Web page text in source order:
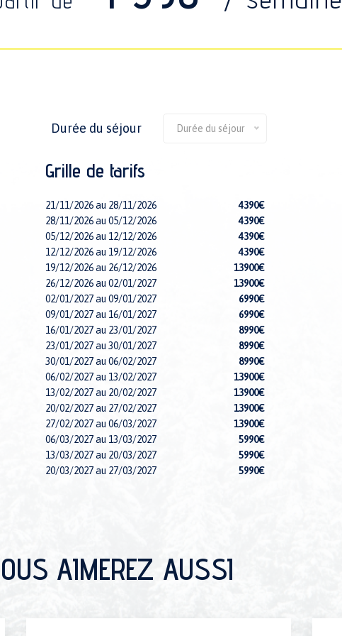
Durée du séjour Durée du séjour
Grille de tarifs
21/11/2026 au 28/11/2026
4390€
28/11/2026 au 05/12/2026
4390€
05/12/2026 au 12/12/2026
4390€
12/12/2026 au 19/12/2026
4390€
19/12/2026 au 26/12/2026
13900€
26/12/2026 au 02/01/2027
13900€
02/01/2027 au 09/01/2027
6990€
09/01/2027 au 16/01/2027
6990€
16/01/2027 au 23/01/2027
8990€
23/01/2027 au 30/01/2027
8990€
30/01/2027 au 06/02/2027
8990€
06/02/2027 au 13/02/2027
13900€
13/02/2027 au 20/02/2027
13900€
20/02/2027 au 27/02/2027
13900€
27/02/2027 au 06/03/2027
13900€
06/03/2027 au 13/03/2027
5990€
13/03/2027 au 20/03/2027
5990€
20/03/2027 au 27/03/2027
5990€
01/05/2027 au 08/05/2027
AIMEREZ AUSSI